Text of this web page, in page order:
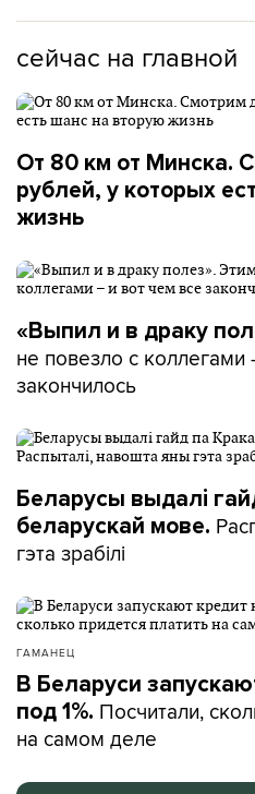
сейчас на главной
От 80 км от Минска.
рублей, у которых
жизнь
«Выпил и в драку
не повезло с коллегами
закончилось
Беларусы выдалі
беларускай мове.
гэта зрабілі
ГАМАНЕЦ
В Беларуси
под 1%. Посчитали,
на самом деле